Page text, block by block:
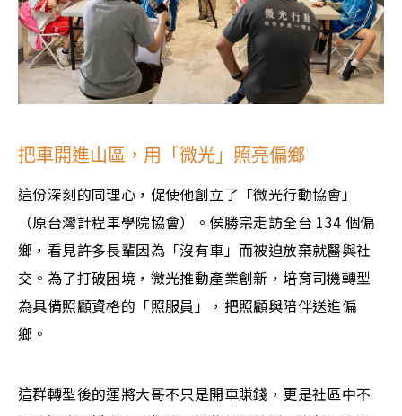
把車開進山區，用「微光」照亮偏鄉
這份深刻的同理心，促使他創立了「微光行動協會」
（原台灣計程車學院協會）。侯勝宗走訪全台 134 個偏
鄉，看見許多長輩因為「沒有車」而被迫放棄就醫與社
交。為了打破困境，微光推動產業創新，培育司機轉型
為具備照顧資格的「照服員」，把照顧與陪伴送進偏
鄉。
這群轉型後的運將大哥不只是開車賺錢，更是社區中不